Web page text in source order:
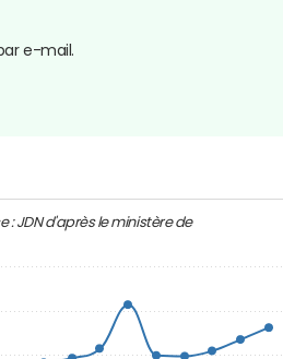
e-mail.
: JDN d'après le ministère de